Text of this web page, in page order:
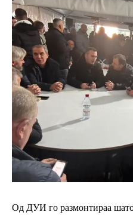
Од ДУИ го размонтираа